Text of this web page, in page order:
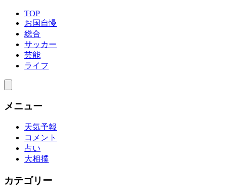
TOP
お国自慢
総合
サッカー
芸能
ライフ
メニュー
天気予報
コメント
占い
大相撲
カテゴリー